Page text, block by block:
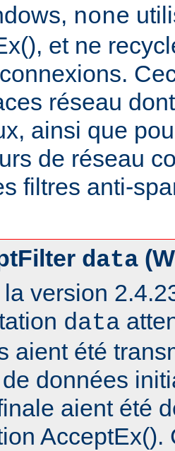
none
et ne
réseau
ainsi que
de réseau
filtres anti-
data
version
data
aient été
données
aient été
AcceptEx().